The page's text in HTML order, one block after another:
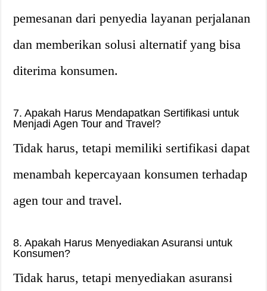
pemesanan dari penyedia layanan perjalanan
dan memberikan solusi alternatif yang bisa
diterima konsumen.
7. Apakah Harus Mendapatkan Sertifikasi untuk
Menjadi Agen Tour and Travel?
Tidak harus, tetapi memiliki sertifikasi dapat
menambah kepercayaan konsumen terhadap
agen tour and travel.
8. Apakah Harus Menyediakan Asuransi untuk
Konsumen?
Tidak harus, tetapi menyediakan asuransi